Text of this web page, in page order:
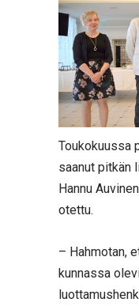
Toukokuussa
saanut pitkän
Hannu
otettu.
– Hahmotan,
kunnassa